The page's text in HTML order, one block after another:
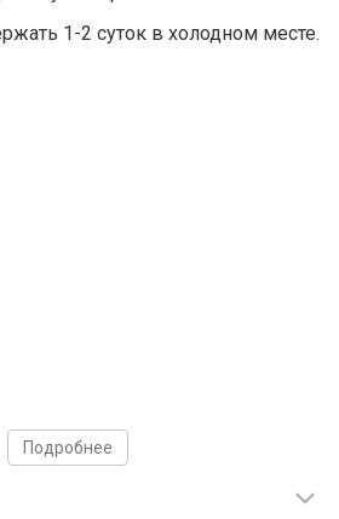
1-2 суток в холодном месте.
Подробнее